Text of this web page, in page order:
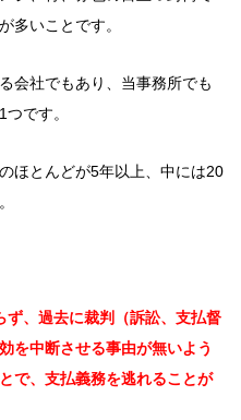
多いことです。
会社でもあり、当事務所でも
です。
ほとんどが5年以上、中には20
ず、過去に裁判（訴訟、支払督
を中断させる事由が無いよう
で、支払義務を逃れることが